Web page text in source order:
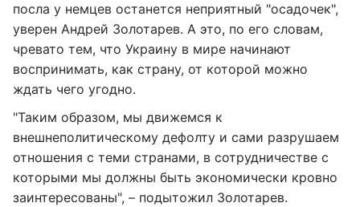
посла у немцев останется неприятный "осадочек",
уверен Андрей Золотарев. А это, по его словам,
чревато тем, что Украину в мире начинают
воспринимать, как страну, от которой можно
ждать чего угодно.
"Таким образом, мы движемся к
внешнеполитическому дефолту и сами разрушаем
отношения с теми странами, в сотрудничестве с
которыми мы должны быть экономически кровно
заинтересованы", – подытожил Золотарев.